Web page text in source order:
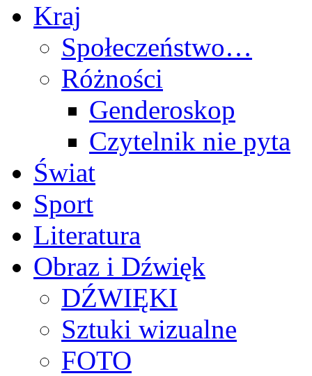
Kraj
Społeczeństwo…
Różności
Genderoskop
Czytelnik nie pyta
Świat
Sport
Literatura
Obraz i Dźwięk
DŹWIĘKI
Sztuki wizualne
FOTO